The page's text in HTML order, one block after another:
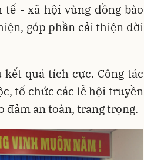
- xã hội vùng đồng bào
góp phần cải thiện đời
quả tích cực. Công tác
tổ chức các lễ hội truyền
đảm an toàn, trang trọng.